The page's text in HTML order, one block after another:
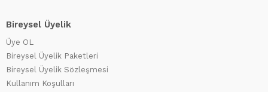
Bireysel Üyelik
Üye OL
Bireysel Üyelik Paketleri
Bireysel Üyelik Sözleşmesi
Kullanım Koşulları